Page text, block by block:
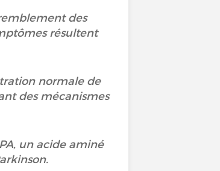
des
résultent
normale de
des mécanismes
un acide aminé